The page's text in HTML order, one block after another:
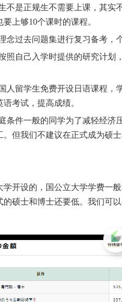
不是正规生不需要上课，其
上够10个课时的课程。
念过去问题集进行复习备考，
照自己入学时提供的研究计
人留学生免费开设日语课程
考试，提高成绩。
条件一般的同学为了减轻经
但我们不建议在正式成为硕
开设的，国公立大学学费一
的硕士和博士还要低。我们可